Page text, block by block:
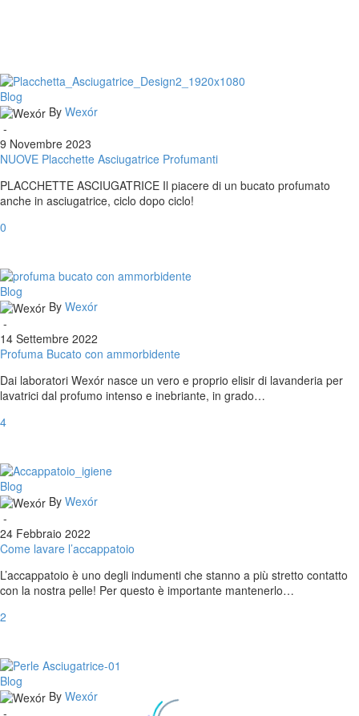
NUOVE
Placchette
Asciugatrice
Profumanti
Blog
By Wexór
-
9 Novembre 2023
NUOVE Placchette Asciugatrice Profumanti
PLACCHETTE ASCIUGATRICE Il piacere di un bucato profumato
anche in asciugatrice, ciclo dopo ciclo!
0
Profuma
Bucato
con
ammorbidente
Blog
By Wexór
-
14 Settembre 2022
Profuma Bucato con ammorbidente
Dai laboratori Wexór nasce un vero e proprio elisir di lavanderia per
lavatrici dal profumo intenso e inebriante, in grado…
4
Come
lavare
Blog
By Wexór
-
24 Febbraio 2022
Come lavare l’accappatoio
L’accappatoio è uno degli indumenti che stanno a più stretto contatto
con la nostra pelle! Per questo è importante mantenerlo…
2
NUOVE
Perle
Blog
By Wexór
-